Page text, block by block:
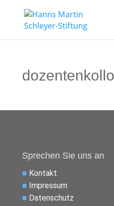
Sprechen Sie uns an
■ Kontakt
■ Impressum
■ Datenschutz